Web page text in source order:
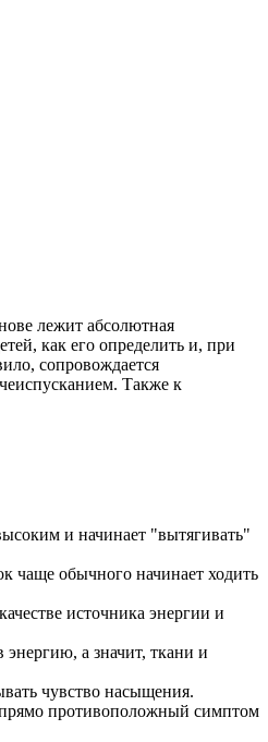
лежит абсолютная
как его определить и, при
сопровождается
Также к
и начинает "вытягивать"
чаще обычного начинает ходить
источника энергии и
а значит, ткани и
чувство насыщения.
прямо противоположный симптом